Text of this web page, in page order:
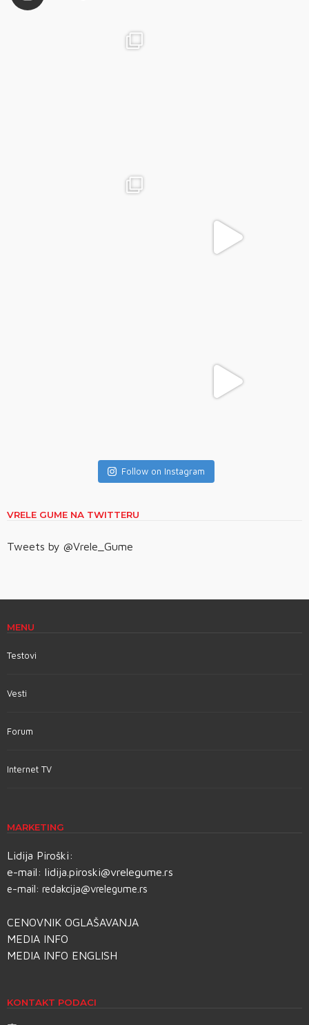
Follow on Instagram
VRELE GUME NA TWITTERU
Tweets by @Vrele_Gume
MENU
Testovi
Vesti
Forum
Internet TV
MARKETING
Lidija Piroški:
e-mail: lidija.piroski@vrelegume.rs
e-mail: redakcija@vrelegume.rs
CENOVNIK OGLAŠAVANJA
MEDIA INFO
MEDIA INFO ENGLISH
KONTAKT PODACI